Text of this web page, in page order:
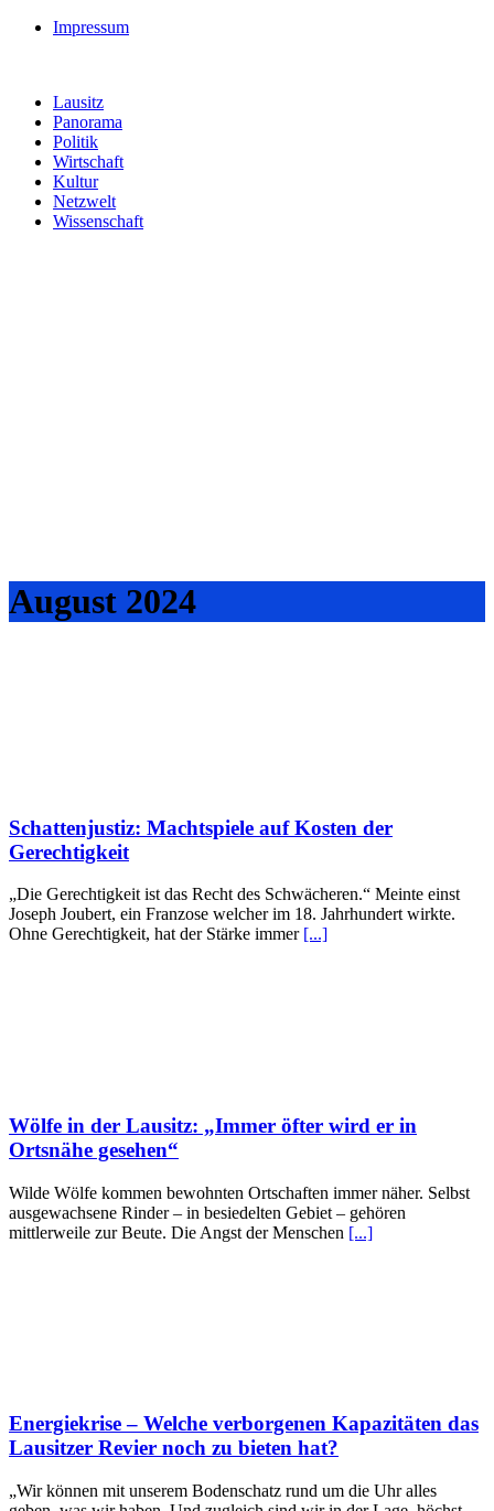
Impressum
Lausitz
Panorama
Politik
Wirtschaft
Kultur
Netzwelt
Wissenschaft
August 2024
Schattenjustiz: Machtspiele auf Kosten der
Gerechtigkeit
„Die Gerechtigkeit ist das Recht des Schwächeren.“ Meinte einst
Joseph Joubert, ein Franzose welcher im 18. Jahrhundert wirkte.
Ohne Gerechtigkeit, hat der Stärke immer [...]
Wölfe in der Lausitz: „Immer öfter wird er in
Ortsnähe gesehen“
Wilde Wölfe kommen bewohnten Ortschaften immer näher. Selbst
ausgewachsene Rinder – in besiedelten Gebiet – gehören
mittlerweile zur Beute. Die Angst der Menschen [...]
Energiekrise – Welche verborgenen Kapazitäten das
Lausitzer Revier noch zu bieten hat?
„Wir können mit unserem Bodenschatz rund um die Uhr alles